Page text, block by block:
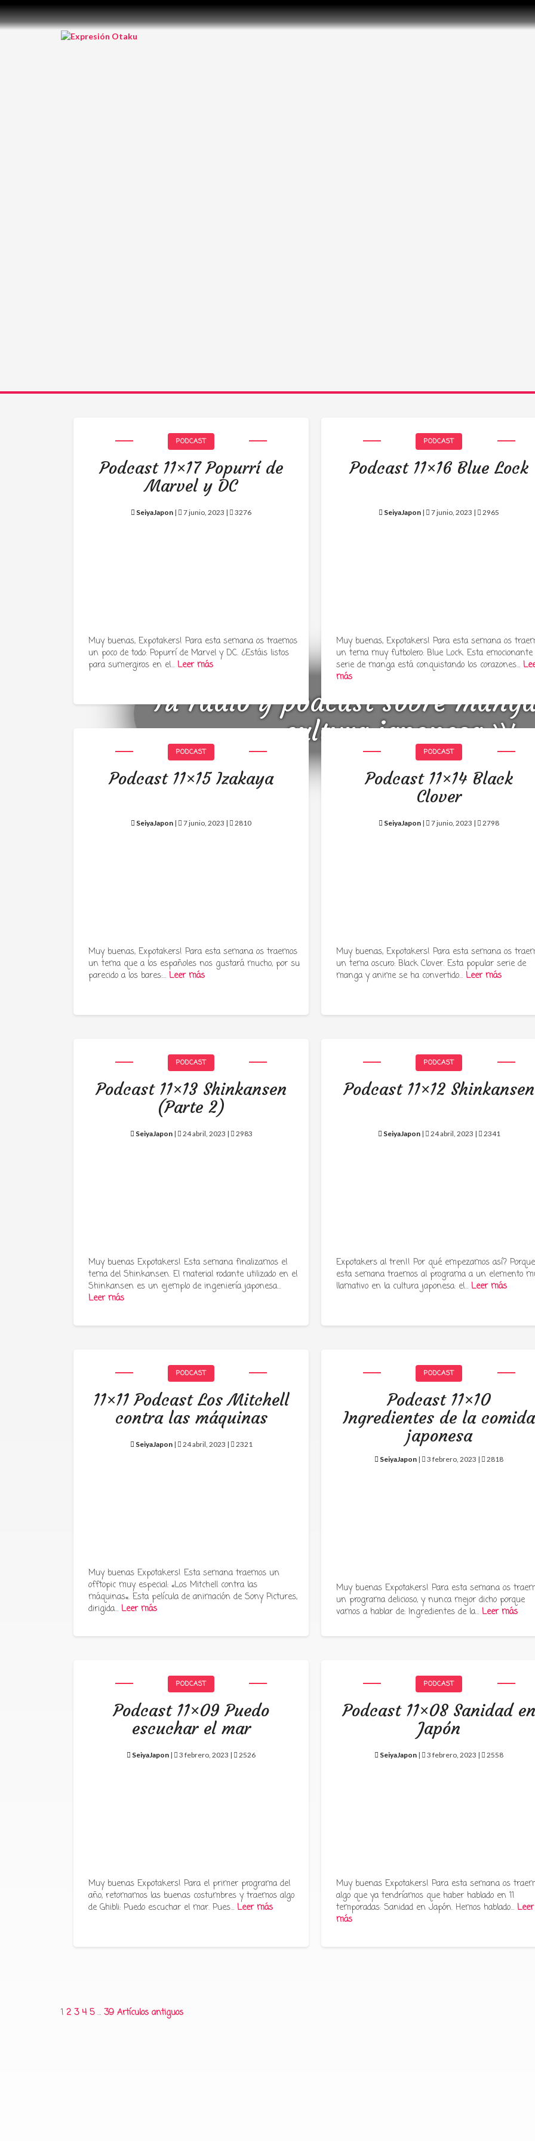
Tu radio y podcast sobre
cultura japonesa ツ
PODCAST
Podcast 11×17 Popurrí de
Marvel y DC
SeiyaJapon | 7 junio, 2023 | 3276
Muy buenas, Expotakers! Para esta semana os traemos
un poco de todo: Popurrí de Marvel y DC. ¿Estáis listos
para sumergiros en el…Leer más
PODCAST
Podcast 11×16 Blue Lock
SeiyaJapon | 7 junio, 2023 | 2965
Muy buenas, Expotakers! Para esta semana os
un tema muy futbolero: Blue Lock. Esta emocionante
serie de manga está conquistando los corazones…
más
PODCAST
Podcast 11×15 Izakaya
SeiyaJapon | 7 junio, 2023 | 2810
Muy buenas, Expotakers! Para esta semana os traemos
un tema que a los españoles nos gustará mucho, por su
parecido a los bares:…Leer más
PODCAST
Podcast 11×14 Black
Clover
SeiyaJapon | 7 junio, 2023 | 2798
Muy buenas, Expotakers! Para esta semana os
un tema oscuro: Black Clover. Esta popular serie de
manga y anime se ha convertido…Leer más
PODCAST
Podcast 11×13 Shinkansen
(Parte 2)
SeiyaJapon| 24 abril, 2023 | 2983
Muy buenas Expotakers! Esta semana finalizamos el
tema del Shinkansen. El material rodante utilizado en el
Shinkansen es un ejemplo de ingeniería japonesa…
Leer más
PODCAST
Podcast 11×12 Shinkansen
SeiyaJapon| 24 abril, 2023 | 2341
Expotakers al tren!! Por qué empezamos así? Porque
esta semana traemos al programa a un elemento
llamativo en la cultura japonesa: el…Leer más
PODCAST
11×11 Podcast Los Mitchell
contra las máquinas
SeiyaJapon| 24 abril, 2023 | 2321
Muy buenas Expotakers! Esta semana traemos un
offtopic muy especial: «Los Mitchell contra las
máquinas«. Esta película de animación de Sony Pictures,
dirigida…Leer más
PODCAST
Podcast 11×10
Ingredientes de la comida
japonesa
SeiyaJapon | 3 febrero, 2023 | 2818
Muy buenas Expotakers! Para esta semana os
un programa delicioso, y nunca mejor dicho porque
vamos a hablar de: Ingredientes de la…Leer más
PODCAST
Podcast 11×09 Puedo
escuchar el mar
SeiyaJapon | 3 febrero, 2023 | 2526
Muy buenas Expotakers! Para el primer programa del
año, retomamos las buenas costumbres y traemos algo
de Ghibli: Puedo escuchar el mar. Pues…Leer más
PODCAST
Podcast 11×08 Sanidad en
Japón
SeiyaJapon | 3 febrero, 2023 | 2558
Muy buenas Expotakers! Para esta semana os
algo que ya tendríamos que haber hablado en 11
temporadas: Sanidad en Japón. Hemos hablado…Leer
más
Paginación
1 2 3 4 5 … 39 Artículos antiguos